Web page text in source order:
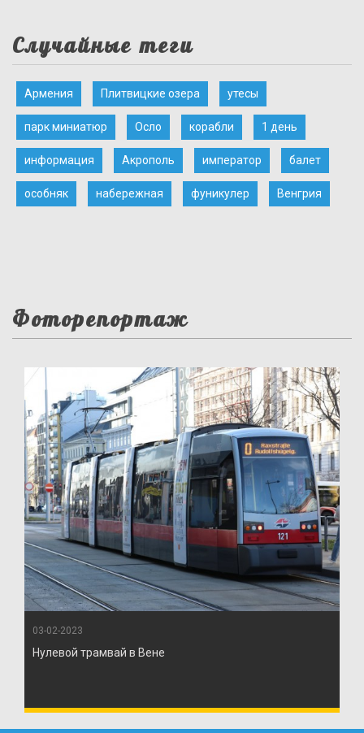
Случайные теги
Армения Плитвицкие озера утесы
парк миниатюр Осло корабли 1 день
информация Акрополь император балет
особняк набережная фуникулер Венгрия
Фоторепортаж
03-02-2023
Нулевой трамвай в Вене